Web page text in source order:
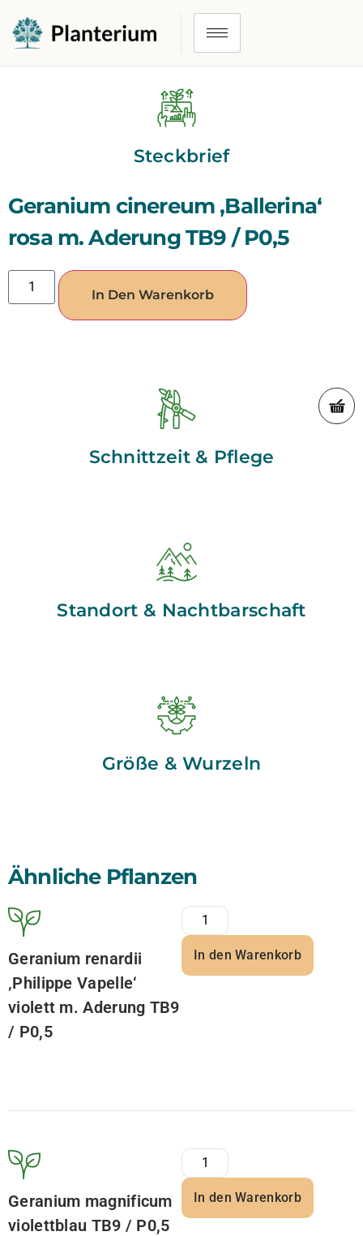
Steckbrief
Geranium cinereum ‚Ballerina‘
rosa m. Aderung TB9 / P0,5
In Den Warenkorb
Schnittzeit & Pflege
Standort & Nachtbarschaft
Größe & Wurzeln
Ähnliche Pflanzen
Geranium renardii
‚Philippe Vapelle‘
violett m. Aderung TB9
/ P0,5
In den Warenkorb
Geranium magnificum
violettblau TB9 / P0,5
In den Warenkorb